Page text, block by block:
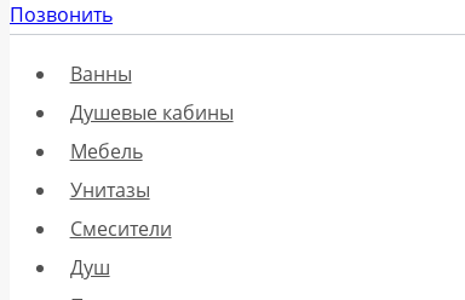
Позвонить
Ванны
Душевые кабины
Мебель
Унитазы
Смесители
Душ